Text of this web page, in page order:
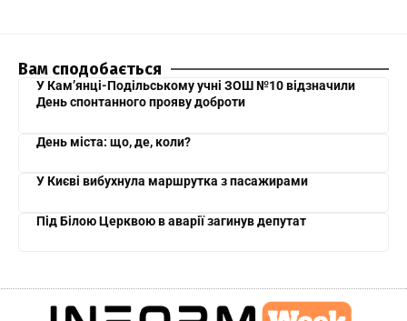
Вам сподобається
У Кам’янці-Подільському учні ЗОШ №10 відзначили
День спонтанного прояву доброти
День міста: що, де, коли?
У Києві вибухнула маршрутка з пасажирами
Під Білою Церквою в аварії загинув депутат